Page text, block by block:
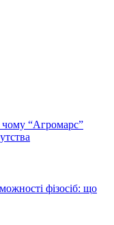
чому “Агромарс”
фізосіб: що